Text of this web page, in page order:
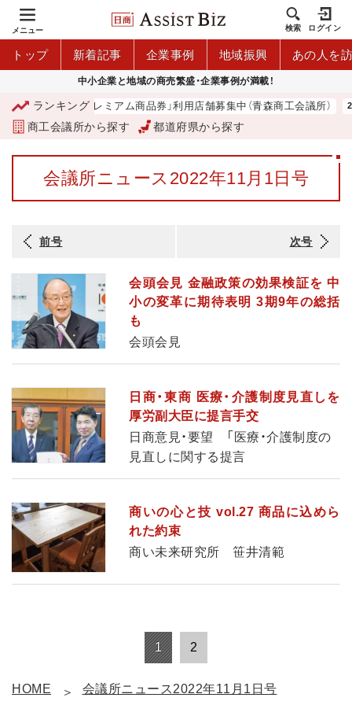
メニュー 検索 ログイン
トップ 新着記事 企業事例 地域振興 あの人を
中小企業と地域の商売繁盛・企業事例が満載！
ランキング
「青森市プレミアム商品券」利用店舗募集中（青森商工会議所）
商工会議所から探す 都道府県から探す
会議所ニュース2022年11月1日号
前号 次号
会頭会見 金融政策の効果検証を 中
小の変革に期待表明 3期9年の総括
も
会頭会見
日商・東商 医療・介護制度見直しを
厚労副大臣に提言手交
日商意見・要望 「医療・介護制度の
見直しに関する提言
商いの心と技 vol.27 商品に込めら
れた約束
商い未来研究所 笹井清範
1 2
HOME 会議所ニュース2022年11月1日号